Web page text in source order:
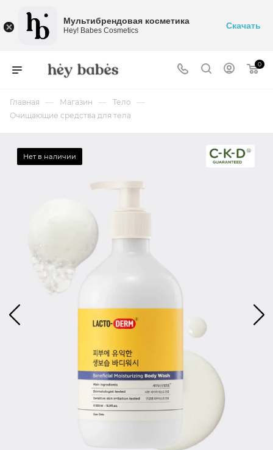
0
Главная — Магазин — Тело —
Очищающие средства для тела
Нет в наличии
Мультибрендовая косметика
Hey! Babes Cosmetics Скачать